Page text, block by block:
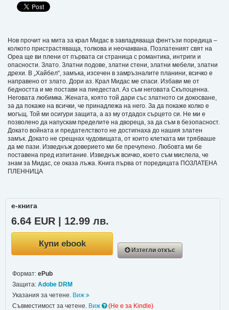
Нов прочит на мита за крал Мидас в завладяваща фентъзи поредица –
колкото пристрастяваща, толкова и неочаквана. Позлатеният свят на
Ореа ще ви плени от първата си страница с романтика, интриги и
опасности. Злато. Златни подове, златни стени, златни мебели, златни
дрехи. В „Хайбел“, замъкa, изсечен в замръзналите планини, всичко е
направено от злато. Дори аз. Крал Мидас ме спаси. Избави ме от
бедността и ме постави на пиедестал. Аз съм неговата Скъпоценна.
Неговата любимка. Жената, която той дари със златното си докосване,
за да покаже на всички, че принадлежа на него. За да покаже колко е
могъщ. Той ми осигури защита, а аз му отдадох сърцето си. Не ми е
позволено да напускам пределите на двореца, за да съм в безопасност.
Докато войната и предателството не достигнаха до нашия златен
замък. Докато не срещнах чудовищата, от които клетката ми трябваше
да ме пази. Изведнъж доверието ми бе пречупено. Любовта ми бе
поставена пред изпитание. Изведнъж всичко, което съм мислела, че
знам за Мидас, се оказа лъжа. Книга първа от поредицата ПОЗЛАТЕНА
ПЛЕННИЦА
е-книга
6.64 EUR | 12.99 лв.
Купи ebook
Изтегли откъс
Формат: ePub
Защита: Adobe DRM
Указания за четене. Виж
Съвместимост за четене. Виж (Не e за Kindle)